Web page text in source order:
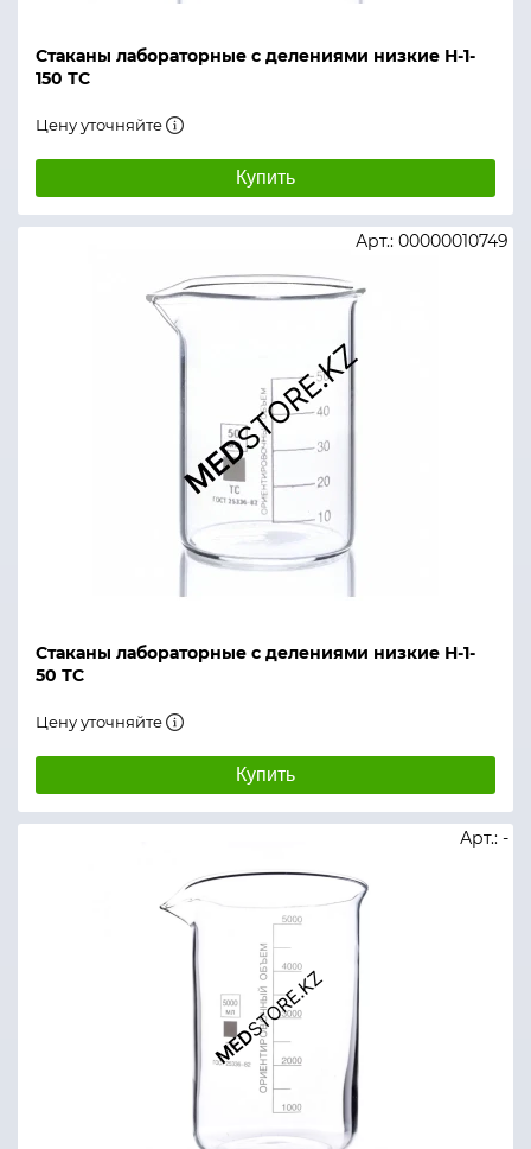
Стаканы лабораторные с делениями низкие Н-1-
150 ТС
Цену уточняйте
Купить
Стаканы лабораторные с делениями низкие Н-1-
50 ТС
Арт.: 00000010749
Цену уточняйте
Купить
Арт.: -